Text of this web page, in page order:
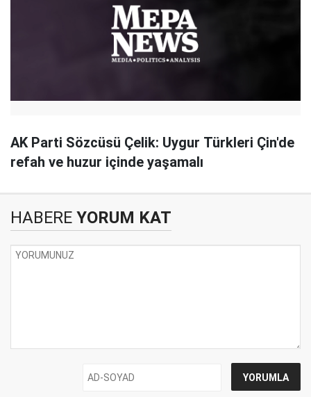
AK Parti Sözcüsü Çelik: Uygur Türkleri Çin'de
refah ve huzur içinde yaşamalı
HABERE YORUM KAT